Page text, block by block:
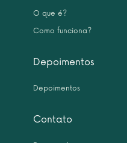
O que é?
Como funciona?
Depoimentos
Depoimentos
Contato